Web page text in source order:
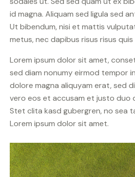
id magna. Aliquam sed ligula sed
Ut bibendum, nisi et mattis
metus, nec dapibus risus risus
Lorem ipsum dolor sit amet,
sed diam nonumy eirmod tempor
dolore magna aliquyam erat, sed
vero eos et accusam et justo duo
Stet clita kasd gubergren, no sea
Lorem ipsum dolor sit amet.